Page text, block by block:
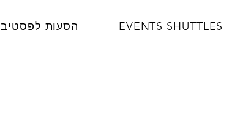
הסעות EVENTS SHUTTLES